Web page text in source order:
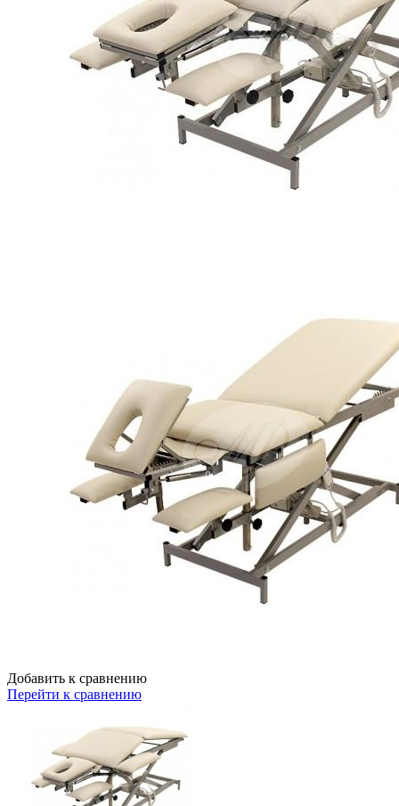
Добавить к сравнению
Перейти к сравнению